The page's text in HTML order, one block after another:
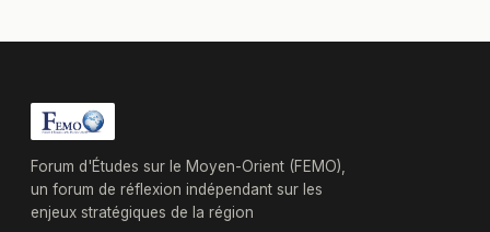
Forum d'Études sur le Moyen-Orient (FEMO),
un forum de réflexion indépendant sur les
enjeux stratégiques de la région